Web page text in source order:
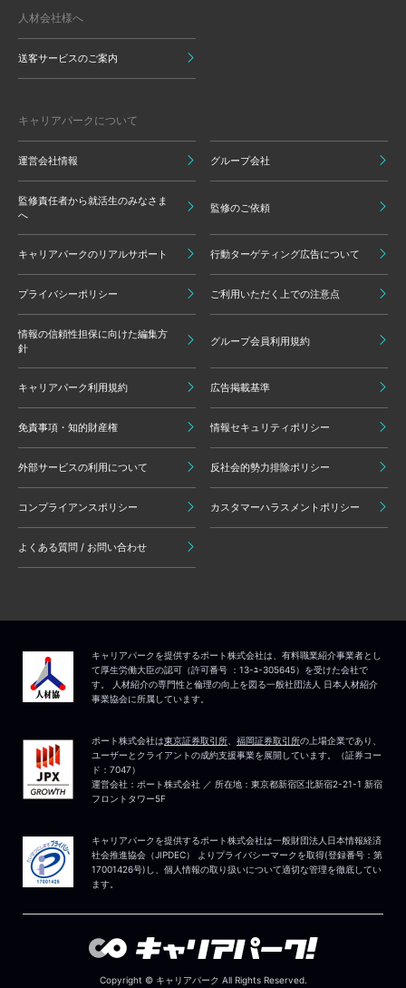
人材会社様へ
送客サービスのご案内
キャリアパークについて
運営会社情報 グループ会社
監修責任者から就活生のみなさま
へ
監修のご依頼
キャリアパークのリアルサポート 行動ターゲティング広告について
プライバシーポリシー ご利用いただく上での注意点
情報の信頼性担保に向けた編集方
針
グループ会員利用規約
キャリアパーク利用規約 広告掲載基準
免責事項・知的財産権 情報セキュリティポリシー
外部サービスの利用について 反社会的勢力排除ポリシー
コンプライアンスポリシー カスタマーハラスメントポリシー
よくある質問 / お問い合わせ